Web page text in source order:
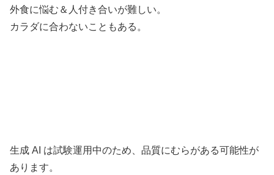
外食に悩む＆人付き合いが難しい。
カラダに合わないこともある。
生成 AI は試験運用中のため、品質にむらがある可能性が
あります。